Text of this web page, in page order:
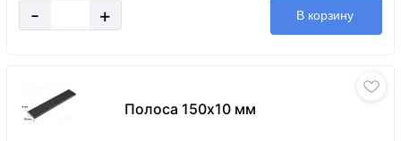
- + В корзину
Полоса 150х10 мм